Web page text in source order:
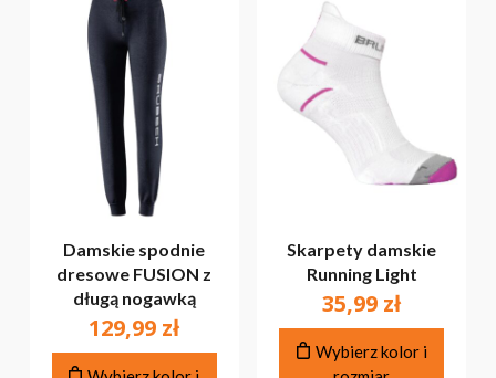
Damskie spodnie
dresowe FUSION z
długą nogawką
129,99 zł
Skarpety damskie
Running Light
35,99 zł
Wybierz kolor i